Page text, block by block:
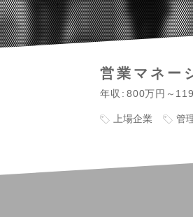
営業マネー
年収 800万円～
上場企業 管